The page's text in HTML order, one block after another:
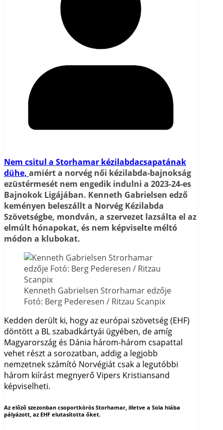
Nem csitul a Storhamar kézilabdacsapatának
dühe, amiért a norvég női kézilabda-bajnokság
ezüstérmesét nem engedik indulni a 2023-24-es
Bajnokok Ligájában. Kenneth Gabrielsen edző
keményen beleszállt a Norvég Kézilabda
Szövetségbe, mondván, a szervezet lazsálta el az
elmúlt hónapokat, és nem képviselte méltó
módon a klubokat.
Kenneth Gabrielsen Strorhamar edzője
Fotó: Berg Pederesen / Ritzau Scanpix
Kedden derült ki, hogy az európai szövetség (EHF)
döntött a BL szabadkártyái ügyében, de amíg
Magyarország és Dánia három-három csapattal
vehet részt a sorozatban, addig a legjobb
nemzetnek számító Norvégiát csak a legutóbbi
három kiírást megnyerő Vipers Kristiansand
képviselheti.
Az előző szezonban csoportkörös Storhamar, illetve a Sola hiába
pályázott, az EHF elutasította őket.